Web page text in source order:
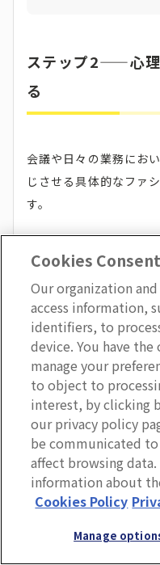
ステップ2——心理
る
会議や日々の業務にお
じさせる具体的なファ
す。
「最初の発言者」
初に強い意見を言
づらくなります。
発言する」こと
が、全く違う視点
置きします。
全員の声を引き出
は、「○○さんの
すか？」と意図
す。
ステップ3——積
Cookies Consent
Our organization
access information,
identifiers, to
device. You have
manage your
to object to
interest, by clicking
our privacy policy
be communicated
affect browsing
information about
Cookies Policy
Manage